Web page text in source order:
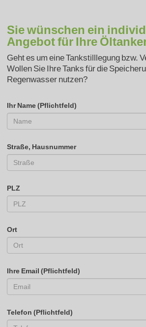
Sie wünschen ein
Angebot für Ihre
Geht es um eine Tankstilllegung bzw.
Wollen Sie Ihre Tanks für die
Regenwasser nutzen?
Ihr Name (Pflichtfeld)
Straße, Hausnummer
PLZ
Ort
Ihre Email (Pflichtfeld)
Telefon (Pflichtfeld)